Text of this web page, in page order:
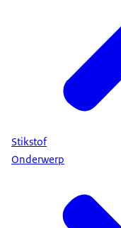
Stikstof
Onderwerp